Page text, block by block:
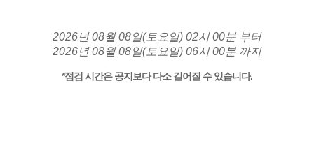
2026년 08월 08일(토요일) 02시 00분 부터
2026년 08월 08일(토요일) 06시 00분 까지
*점검 시간은 공지보다 다소 길어질 수 있습니다.